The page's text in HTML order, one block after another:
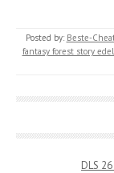
Posted by: Beste-
fantasy forest story
DLS